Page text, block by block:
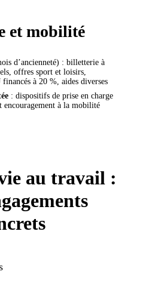
et mobilité
d’ancienneté) : billetterie à
offres sport et loisirs,
à 20 %, aides diverses
: dispositifs de prise en charge
encouragement à la mobilité
au travail :